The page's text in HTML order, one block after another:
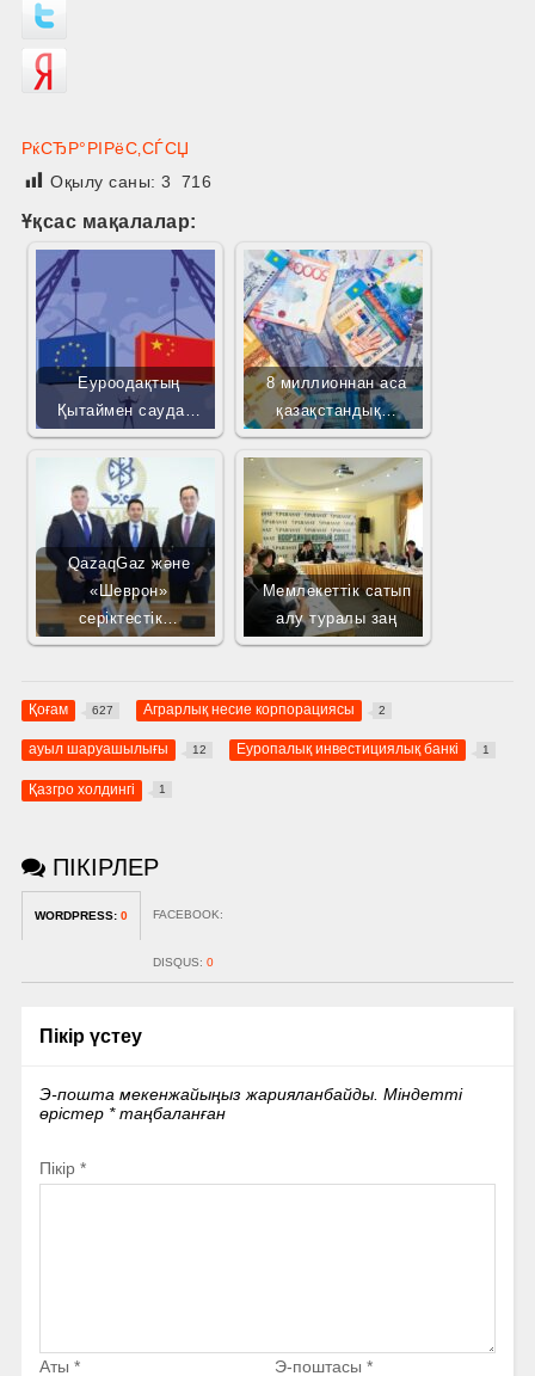
РќСЂР°РІРёС‚СЃСЏ
Оқылу саны:3 716
Ұқсас мақалалар:
Еуроодақтың
Қытаймен сауда…
8 миллионнан аса
қазақстандық…
QazaqGaz және
«Шеврон»
серіктестік…
Мемлекеттік сатып
алу туралы заң
Қоғам 627 Аграрлық несие корпорациясы 2
ауыл шаруашылығы 12 Еуропалық инвестициялық банкі 1
Қазгро холдингі 1
ПІКІРЛЕР
WORDPRESS: 0 FACEBOOK:
DISQUS: 0
Пікір үстеу
Э-пошта мекенжайыңыз жарияланбайды. Міндетті
өрістер *таңбаланған
Пікір *
Аты * Э-поштасы *